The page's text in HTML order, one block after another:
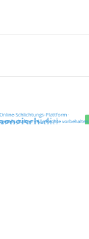
did…
Schlichtungs-Plattform·
- Alle Rechte vorbehalten.